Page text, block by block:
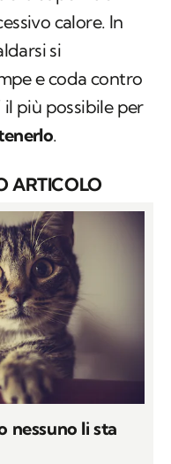
calore. In
si
e coda contro
più possibile per
.
ARTICOLO
nessuno li sta